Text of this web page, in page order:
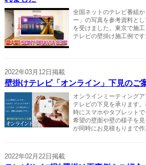
全国ネットのテレビ番組
ー」の写真を参考資料と
を受けました。東京で施
テレビの壁掛け施工例です
2022年03月12日掲載
壁掛けテレビ「オンライン」下見のご
オンラインミーティング
テレビの下見を承ります
時にスマホやタブレット
希望の壁面や壁の様子を
が同時にお見積もりまで作
2022年02月22日掲載